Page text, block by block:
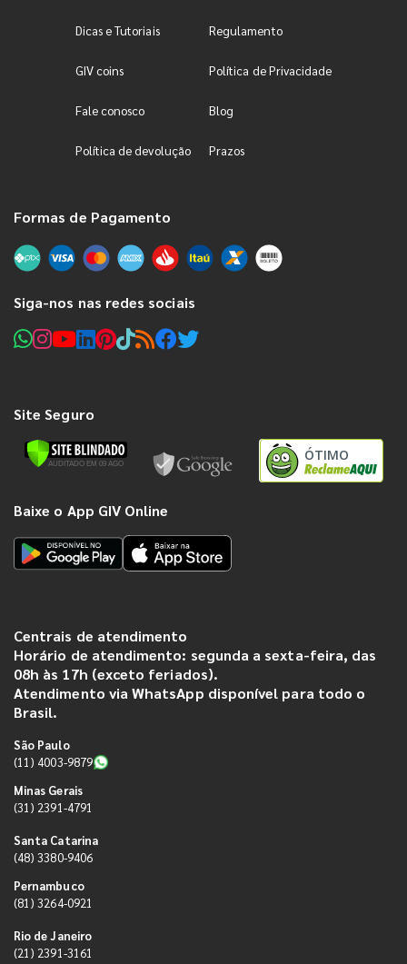
Dicas e Tutoriais Regulamento
GIV coins Política de Privacidade
Fale conosco Blog
Política de devolução Prazos
Formas de Pagamento
Siga-nos nas redes sociais
Site Seguro
ÓTIMO
Baixe o App GIV Online
Centrais de atendimento
Horário de atendimento: segunda a sexta-feira, das
08h às 17h (exceto feriados).
Atendimento via WhatsApp disponível para todo o
Brasil.
São Paulo
(11) 4003-9879
Minas Gerais
(31) 2391-4791
Santa Catarina
(48) 3380-9406
Pernambuco
(81) 3264-0921
Rio de Janeiro
(21) 2391-3161